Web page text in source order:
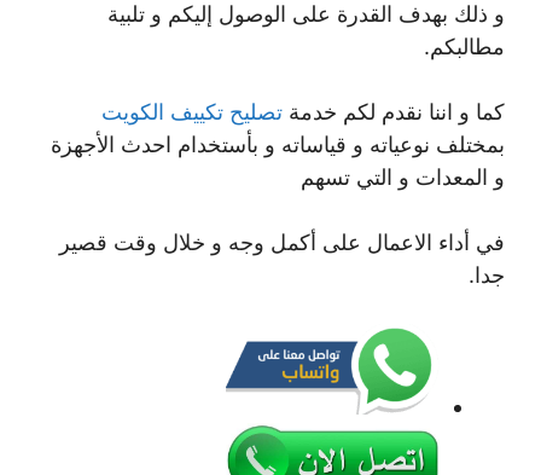
و ذلك بهدف القدرة على الوصول إليكم و تلبية
مطالبكم.
كما و اننا نقدم لكم خدمة تصليح تكييف الكويت
بمختلف نوعياته و قياساته و بأستخدام احدث الأجهزة
و المعدات و التي تسهم
في أداء الاعمال على أكمل وجه و خلال وقت قصير
جدا.